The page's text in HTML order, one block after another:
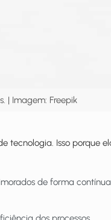
| Imagem: Freepik
tecnologia. Isso porque
de forma